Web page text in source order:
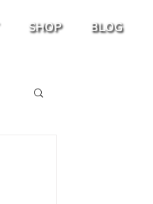
SHOP BLOG